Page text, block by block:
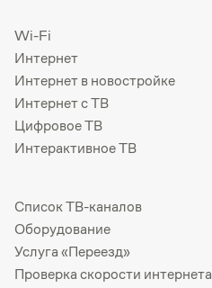
Wi-Fi
Интернет
Интернет в новостройке
Интернет с ТВ
Цифровое ТВ
Интерактивное ТВ
Список ТВ-каналов
Оборудование
Услуга «Переезд»
Проверка скорости интернета